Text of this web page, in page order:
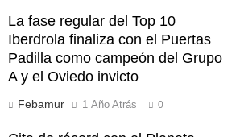
La fase regular del Top 10
Iberdrola finaliza con el Puertas
Padilla como campeón del Grupo
A y el Oviedo invicto
Febamur 1 Año Atrás 0